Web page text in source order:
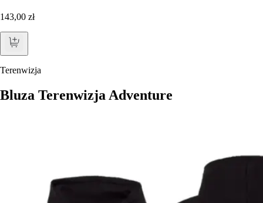
143,00 zł
Terenwizja
Bluza Terenwizja Adventure